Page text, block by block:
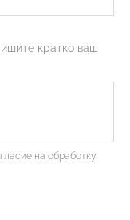
кратко ваш
на обработку